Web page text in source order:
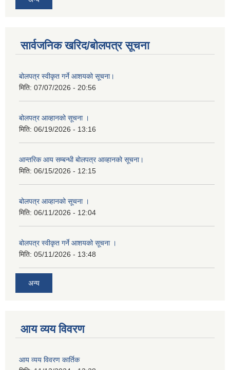
सार्वजनिक खरिद/बोलपत्र सूचना
बोलपत्र स्वीकृत गर्ने आशयको सूचना।
मिति: 07/07/2026 - 20:56
बोलपत्र आव्हानको सूचना ।
मिति: 06/19/2026 - 13:16
आन्तरिक आय सम्बन्धी बोलपत्र आव्हानको सूचना।
मिति: 06/15/2026 - 12:15
बोलपत्र आव्हानको सूचना ।
मिति: 06/11/2026 - 12:04
बोलपत्र स्वीकृत गर्ने आशयको सूचना ।
मिति: 05/11/2026 - 13:48
अन्य
आय व्यय विवरण
आय व्यय विवरण कार्तिक